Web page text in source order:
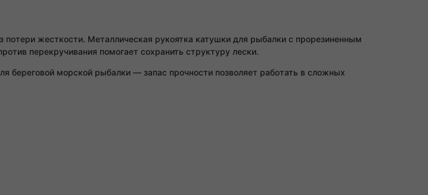
жесткости. Металлическая рукоятка катушки для рыбалки с прорезиненным
перекручивания помогает сохранить структуру лески.
береговой морской рыбалки — запас прочности позволяет работать в сложных